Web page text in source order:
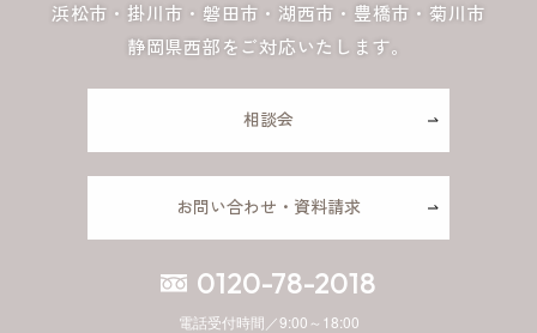
浜松市・掛川市・磐田市・湖西市・豊橋市・菊川市
静岡県西部をご対応いたします。
相談会
お問い合わせ・資料請求
0120-78-2018
電話受付時間／9:00～18:00